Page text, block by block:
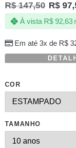
R$147,50 R$
Em até 3x de R$
À vista R$92,63
COR
TAMANHO